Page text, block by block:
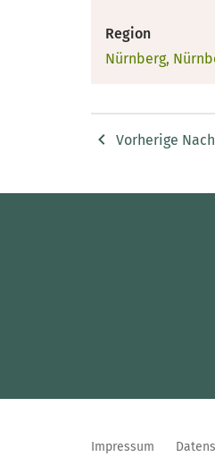
Region
Nürnberg,
Vorherige
Impressum